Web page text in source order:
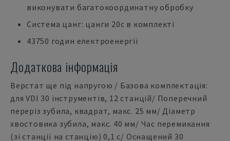
виконувати багатокоординатну обробку
Система цанг: цанги 20c в комплекті
43750 годин електроенергії
Додаткова інформація
Верстат ще під напругою / Базова комплектація:
для VDI 30 інструментів, 12 станцій/ Поперечний
переріз зубила, квадрат, макс. 25 мм/ Діаметр
хвостовика зубила, макс. 40 мм/ Час перемикання
(зі станції на станцію) 0,1 с/ Оснащений 30